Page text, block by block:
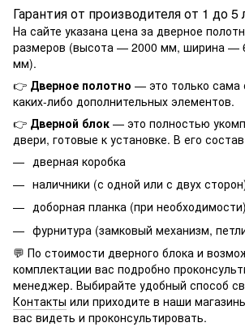
Гарантия от производителя от 1 до 5
На сайте указана цена за дверное
размеров (высота — 2000 мм, ширина —
мм).
👉 Дверное полотно — это только сама
каких-либо дополнительных элементов.
👉 Дверной блок — это полностью
двери, готовые к установке. В его
дверная коробка
наличники (с одной или с двух
доборная планка (при необходимости)
фурнитура (замковый механизм,
💬 По стоимости дверного блока и
комплектации вас подробно
менеджер. Выбирайте удобный способ
Контакты или приходите в наши
вас видеть и проконсультировать.